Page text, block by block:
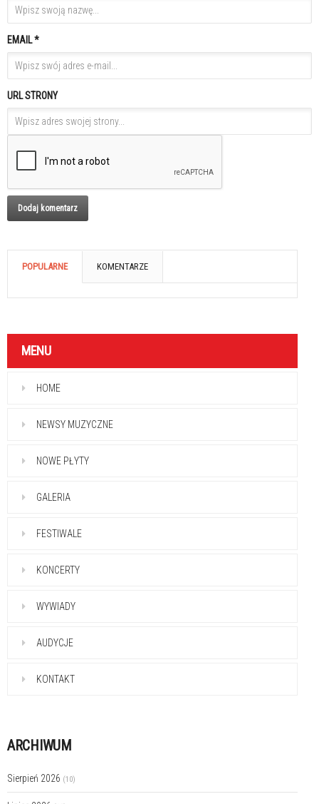
EMAIL *
URL STRONY
POPULARNE KOMENTARZE
MENU
HOME
NEWSY MUZYCZNE
NOWE PŁYTY
GALERIA
FESTIWALE
KONCERTY
WYWIADY
AUDYCJE
KONTAKT
ARCHIWUM
Sierpień 2026 (10)